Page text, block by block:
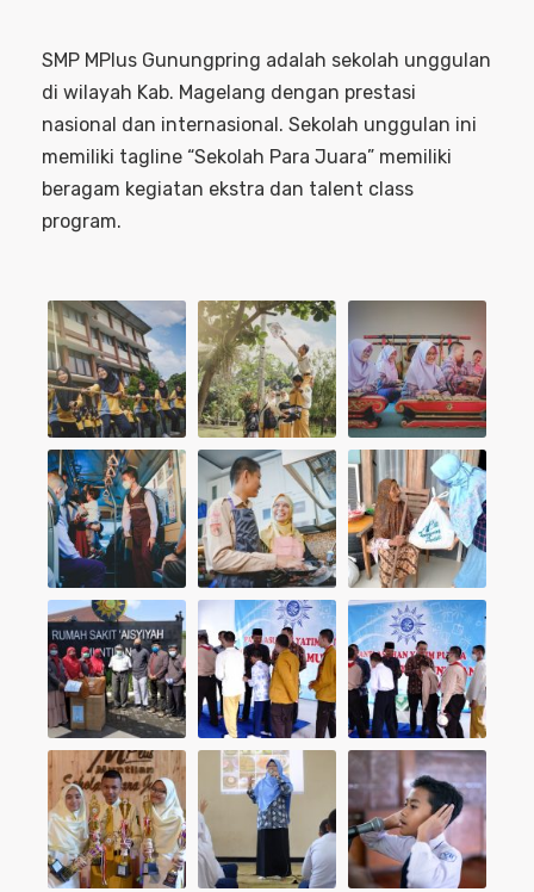
SMP MPlus Gunungpring adalah sekolah unggulan
di wilayah Kab. Magelang dengan prestasi
nasional dan internasional. Sekolah unggulan ini
memiliki tagline “Sekolah Para Juara” memiliki
beragam kegiatan ekstra dan talent class
program.